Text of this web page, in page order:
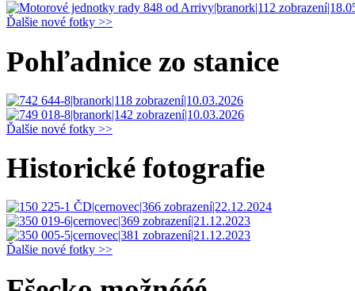
Ďalšie nové fotky >>
Pohľadnice zo stanice
Ďalšie nové fotky >>
Historické fotografie
Ďalšie nové fotky >>